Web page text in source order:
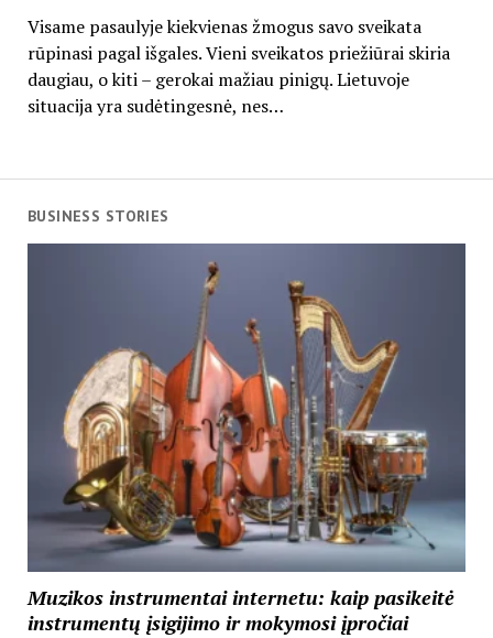
BUSINESS STORIES
Muzikos instrumentai internetu: kaip pasikeitė
instrumentų įsigijimo ir mokymosi įpročiai
Visame pasaulyje kiekvienas žmogus savo sveikata
rūpinasi pagal išgales. Vieni sveikatos priežiūrai skiria
daugiau, o kiti – gerokai mažiau pinigų. Lietuvoje
situacija yra sudėtingesnė, nes…